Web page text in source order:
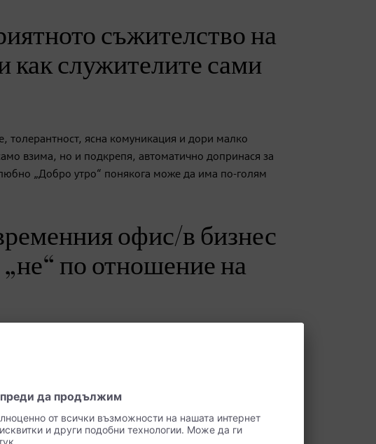
съжителство на
как служителите сами
толерантност, ясна комуникация и дори малко
взима, но и подкрепя, автоматично допринася за
„Добро утро“ понякога може да има по-голям
офис/в бизнес
по отношение на
с бранша, така че клиентите да се чувстват
дрехите, които са подходящи за носене през
дамите, както и скъсаните дънки не са
или предоставят работно облекло – и двете
– не. С дрехите ние винаги изпращаме послание и
може да експериментира с облеклото.